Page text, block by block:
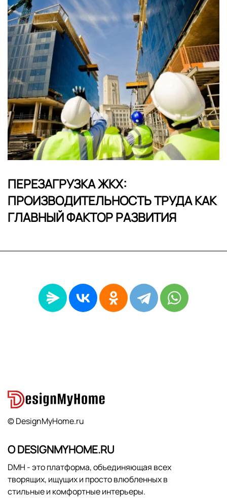
ПЕРЕЗАГРУЗКА ЖКХ:
ПРОИЗВОДИТЕЛЬНОСТЬ ТРУДА КАК
ГЛАВНЫЙ ФАКТОР РАЗВИТИЯ
© DesignMyHome.ru
О DESIGNMYHOME.RU
DMH - это платформа, объединяющая всех
творящих, ищущих и просто влюбленных в
стильные и комфортные интерьеры.